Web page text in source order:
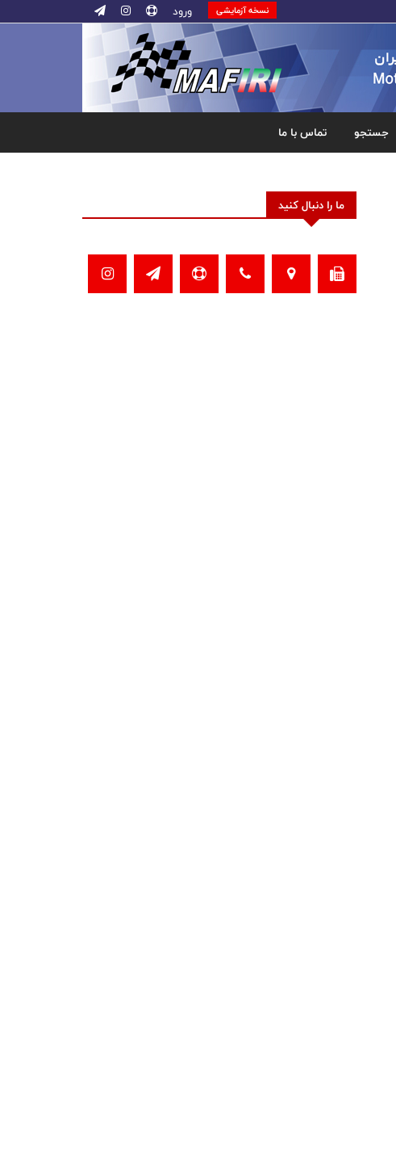
نسخه آزمایشی ورود
جستجو تماس با ما
ما را دنبال کنید